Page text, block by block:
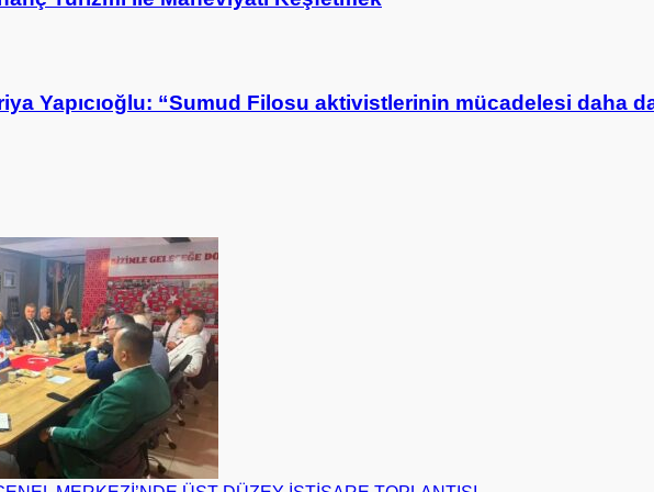
Yapıcıoğlu: “Sumud Filosu aktivistlerinin mücadelesi daha